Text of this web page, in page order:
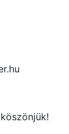
-
- 1
- -